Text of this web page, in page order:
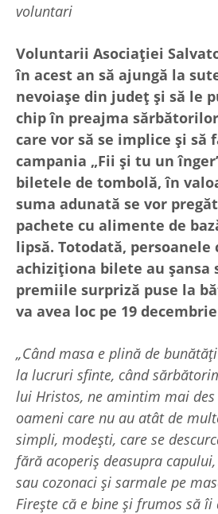
voluntari
Voluntarii Asociației
în acest an să ajungă la
nevoiașe din județ și să le
chip în preajma
care vor să se implice și să
campania „Fii și tu un
biletele de tombolă, în
suma adunată se vor
pachete cu alimente de
lipsă. Totodată, persoanele
achiziționa bilete au șansa
premiile surpriză puse la
va avea loc pe 19
„Când masa e plină de
la lucruri sfinte, când
lui Hristos, ne amintim mai
oameni care nu au atât de
simpli, modești, care se
fără acoperiș deasupra
sau cozonaci și sarmale pe
Firește că e bine și frumos să